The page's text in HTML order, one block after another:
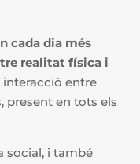
cada dia més
realitat física i
interacció entre
present en tots els
social, i també